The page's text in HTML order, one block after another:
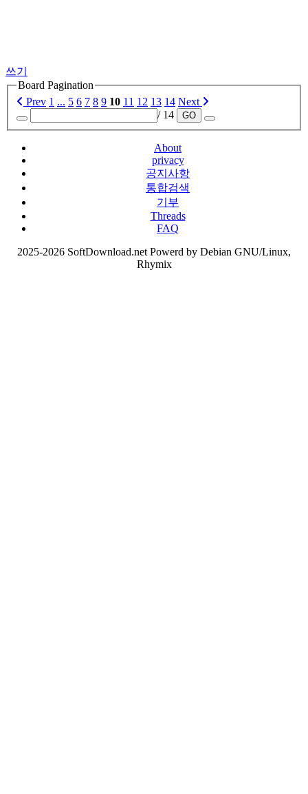
쓰기
Board Pagination
Prev 1 ... 5 6 7 8 9 10 11 12 13 14 Next
/ 14
GO
About
privacy
공지사항
통합검색
기부
Threads
FAQ
2025-2026 SoftDownload.net Powerd by Debian GNU/Linux,
Rhymix